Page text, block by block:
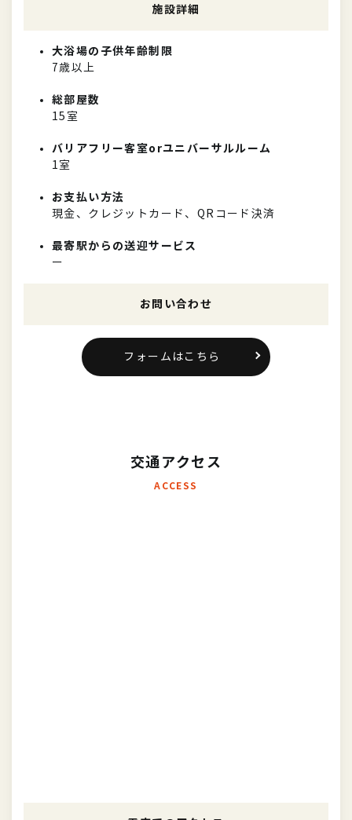
施設詳細
大浴場の子供年齢制限
7歳以上
総部屋数
15室
バリアフリー客室orユニバーサルルーム
1室
お支払い方法
現金、クレジットカード、QRコード決済
最寄駅からの送迎サービス
ー
お問い合わせ
フォームはこちら
交通アクセス
ACCESS